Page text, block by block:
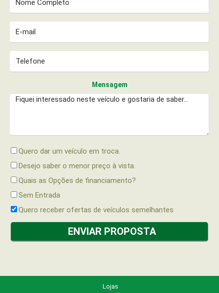
Mensagem
Quero dar um veículo em troca.
Desejo saber o menor preço à vista.
Quais as Opções de financiamento?
Sem Entrada
Quero receber ofertas de veículos semelhantes
Lojas